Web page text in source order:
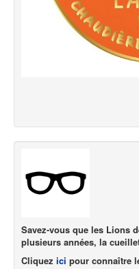
Savez-vous que les Lions
plusieurs années, la
Cliquez ici pour connaître